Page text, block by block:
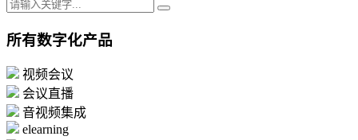
所有数字化产品
视频会议
会议直播
音视频集成
elearning